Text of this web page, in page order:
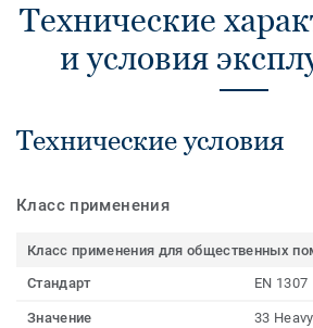
Технические
и условия
Технические условия
Класс применения
Класс применения для общественных
Стандарт
EN 1307
Значение 33 Heavy